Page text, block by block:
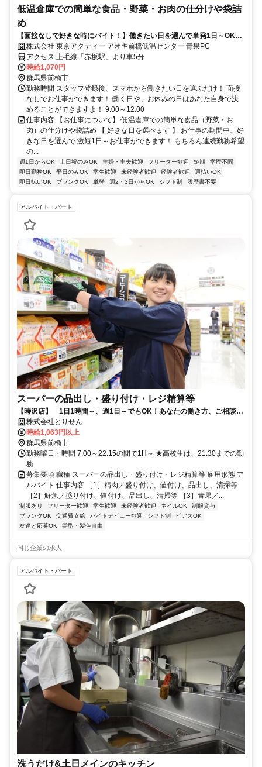
低温倉庫での簡単な食品・野菜・お肉の仕分けや袋詰
め
【面接なしで好きな時にバイト！】働きたい日を選んで単発1日～OK！
お給料は即日払いでお財布も安心♪
株式会社 東京アクティー アオキ前橋低温センター 青果PC
アクセス 上毛線「赤坂駅」より車5分
時給1,070円
群馬県前橋市
勤務時間 スタッフ登録後、スマホから働きたい日を選ぶだけ！ 面接
なしでお仕事ができます！ 働く日や、お休みの日はあなた自身で決
めることができますよ！ 9:00～12:00
仕事内容 【お仕事について】 低温倉庫での簡単な食品（野菜・お
肉）の仕分けや袋詰め 【 好きな日を選べます 】 お仕事の期間中、好
きな日を選んで 激短1日～お仕事ができます！ もちろん連続勤務希望
の...
週1日からOK 土日祝のみOK 主婦・主夫歓迎 フリーター歓迎 短期
学歴不問
即日勤務OK
平日のみOK 学生歓迎 未経験者歓迎 経験者歓迎
週払いOK
即日払いOK
ブランクOK 単発 週2・3日からOK シフト制 履歴書不要
アルバイト・パート
スーパーの品出し・盛り付け・レジ精算等
【時沢店】 1日1時間～、週1日～でもOK！あなたの働き方、ご相談下
さい。
株式会社とりせん
時給1,063円以上
群馬県前橋市
勤務曜日・時間 7:00～22:15の間で1H～ ★高校生は、21:30までの勤
務
募集要項 職種 スーパーの品出し・盛り付け・レジ精算等 雇用形態 ア
ルバイト 仕事内容 ［1］精肉／盛り付け、値付け、品出し、清掃等
［2］鮮魚／盛り付け、値付け、品出し、清掃等 ［3］青果／...
制服あり フリーター歓迎 学生歓迎 未経験者歓迎 ネイルOK
制服貸与
ブランクOK
交通費支給 バイトデビュー歓迎 シフト制
ピアスOK
友達と応募OK
髪型・髪色自由
同じ企業の求人
アルバイト・パート
洗うだけ&土日メインのキッチン